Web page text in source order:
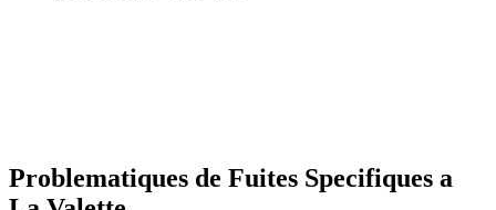
Problematiques de Fuites Specifiques a